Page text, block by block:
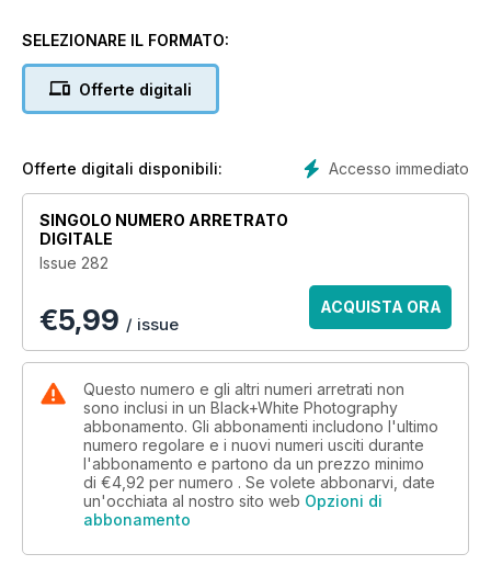
neighbourhood
Stephen Inggs discusses his large-scale botanical prints
The minimalistic and magical work of Adrian Vila
Exploring the Lake District in B&W
Cover © Simon Murphy
SELEZIONARE IL FORMATO:
Offerte digitali
Accesso immediato
Offerte digitali disponibili:
SINGOLO NUMERO ARRETRATO
DIGITALE
Issue 282
€5,99 / issue
ACQUISTA ORA
Questo numero e gli altri numeri arretrati non
sono inclusi in un Black+White Photography
abbonamento. Gli abbonamenti includono l'ultimo
numero regolare e i nuovi numeri usciti durante
l'abbonamento e partono da un prezzo minimo
di €4,92 per numero . Se volete abbonarvi, date
un'occhiata al nostro sito web Opzioni di
abbonamento